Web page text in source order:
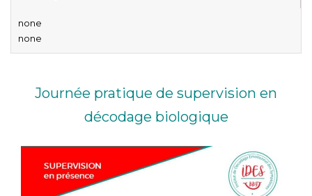
none
none
Journée pratique de supervision en
décodage biologique